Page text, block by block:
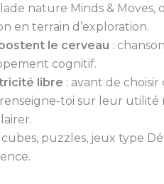
nature Minds &
en terrain d’exploration.
le cerveau :
cognitif.
libre : avant de
toi sur leur utilité
cubes, puzzles, jeux type